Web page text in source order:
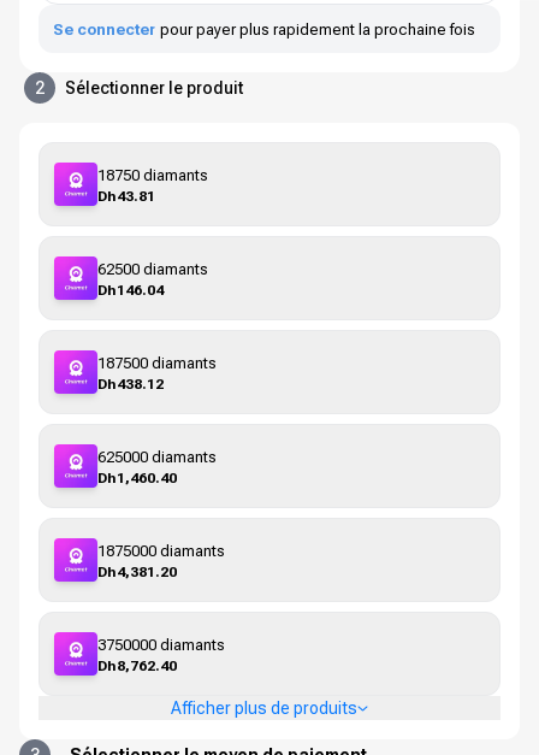
Se connecter pour payer plus rapidement la prochaine fois
2 Sélectionner le produit
18750 diamants
Dh43.81
62500 diamants
Dh146.04
187500 diamants
Dh438.12
625000 diamants
Dh1,460.40
1875000 diamants
Dh4,381.20
3750000 diamants
Dh8,762.40
Afficher plus de produits